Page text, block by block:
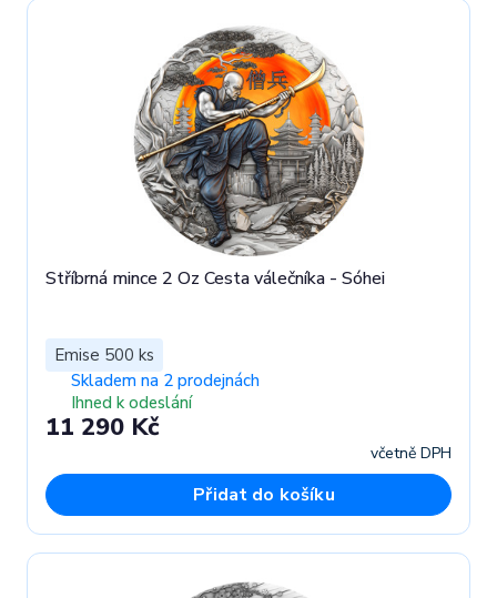
Stříbrná mince 2 Oz Cesta válečníka - Sóhei
Emise 500 ks
Skladem na 2 prodejnách
Ihned k odeslání
11 290 Kč
včetně DPH
Přidat do košíku